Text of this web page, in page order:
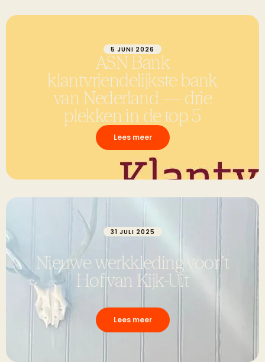
5 JUNI 2026
ASN Bank
klantvriendelijkste bank
van Nederland — drie
plekken in de top 5
Lees meer
31 JULI 2025
Nieuwe werkkleding voor ’t
Hof van Kijk-Uit
Lees meer